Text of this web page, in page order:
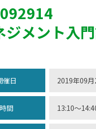
ジメント入
催日 2019年09
時間 13:10〜